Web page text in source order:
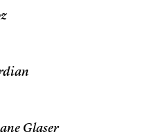
Glaser